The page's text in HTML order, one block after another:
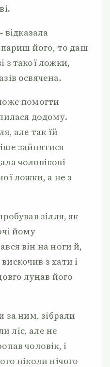
відказала
його, то даш
з такої ложки,
освячена.
помогти
додому.
але так їй
зайнятися
чоловікові
ложки, а не з
зілля, як
йому
він на ноги й,
з хати і
лунав його
за ним, зібрали
ліс, але не
чоловік, і
ніколи нічого